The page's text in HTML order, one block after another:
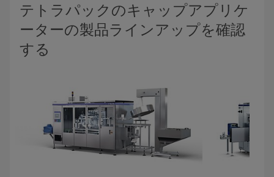
テトラパックのキャップアプリケ
ーターの製品ラインアップを確認
する